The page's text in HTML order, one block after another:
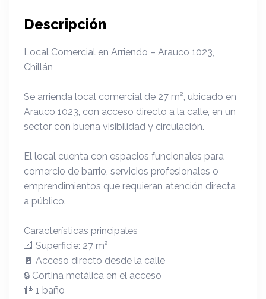
Descripción
Local Comercial en Arriendo – Arauco 1023,
Chillán
Se arrienda local comercial de 27 m², ubicado en
Arauco 1023, con acceso directo a la calle, en un
sector con buena visibilidad y circulación.
El local cuenta con espacios funcionales para
comercio de barrio, servicios profesionales o
emprendimientos que requieran atención directa
a público.
Características principales
📐 Superficie: 27 m²
🚪 Acceso directo desde la calle
🔒 Cortina metálica en el acceso
🚻 1 baño